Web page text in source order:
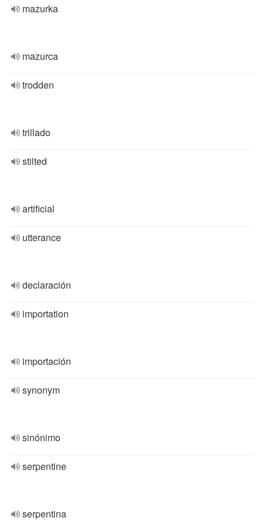
mazurka
mazurca
trodden
trillado
stilted
artificial
utterance
declaración
importation
importación
synonym
sinónimo
serpentine
serpentina